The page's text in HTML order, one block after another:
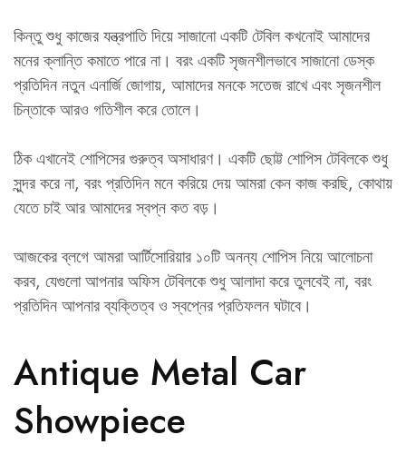
কিন্তু শুধু কাজের যন্ত্রপাতি দিয়ে সাজানো একটি টেবিল কখনোই আমাদের
মনের ক্লান্তি কমাতে পারে না। বরং একটি সৃজনশীলভাবে সাজানো ডেস্ক
প্রতিদিন নতুন এনার্জি জোগায়, আমাদের মনকে সতেজ রাখে এবং সৃজনশীল
চিন্তাকে আরও গতিশীল করে তোলে।
ঠিক এখানেই শোপিসের গুরুত্ব অসাধারণ। একটি ছোট্ট শোপিস টেবিলকে শুধু
সুন্দর করে না, বরং প্রতিদিন মনে করিয়ে দেয় আমরা কেন কাজ করছি, কোথায়
যেতে চাই আর আমাদের স্বপ্ন কত বড়।
আজকের ব্লগে আমরা আর্টিসোরিয়ার ১০টি অনন্য শোপিস নিয়ে আলোচনা
করব, যেগুলো আপনার অফিস টেবিলকে শুধু আলাদা করে তুলবেই না, বরং
প্রতিদিন আপনার ব্যক্তিত্ব ও স্বপ্নের প্রতিফলন ঘটাবে।
Antique Metal Car
Showpiece